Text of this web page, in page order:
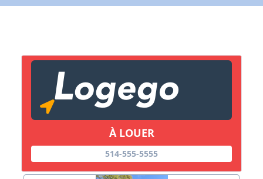
À LOUER
514-555-5555
Copier lien